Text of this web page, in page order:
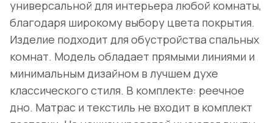
универсальной для интерьера любой комнаты,
благодаря широкому выбору цвета покрытия.
Изделие подходит для обустройства спальных
комнат. Модель обладает прямыми линиями и
минимальным дизайном в лучшем духе
классического стиля. В комплекте: реечное
дно. Матрас и текстиль не входит в комплект